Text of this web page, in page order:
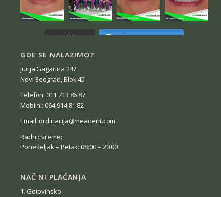
Load More... Follow on Instagram
GDE SE NALAZIMO?
Jurija Gagarina 247
Novi Beograd, Blok 45
Telefon: 011 713 86 87
Mobilni: 064 914 81 82
Email: ordinacija@meadent.com
Radno vreme:
Ponedeljak – Petak: 08:00 – 20:00
NAČINI PLAĆANJA
1. Gotovinsko